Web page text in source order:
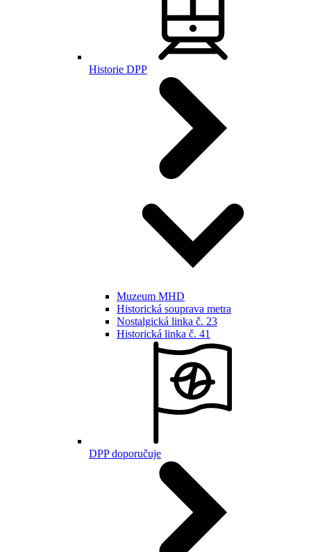
Historie DPP
Muzeum MHD
Historická souprava metra
Nostalgická linka č. 23
Historická linka č. 41
DPP doporučuje